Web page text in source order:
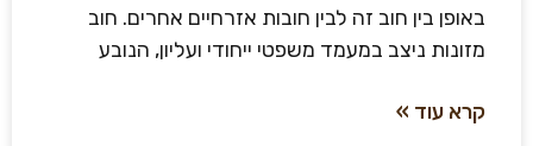
באופן בין חוב זה לבין חובות אזרחיים אחרים. חוב
מזונות ניצב במעמד משפטי ייחודי ועליון, הנובע
קרא עוד »